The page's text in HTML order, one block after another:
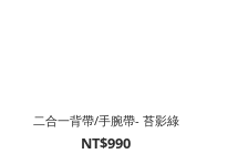
二合一背帶/手腕帶- 苔影綠
NT$990